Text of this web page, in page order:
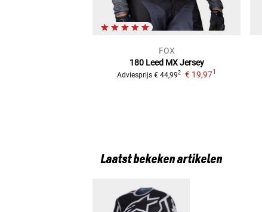
FOX
180 Leed MX Jersey
Adviesprijs € 44,992 € 19,971
Laatst bekeken artikelen